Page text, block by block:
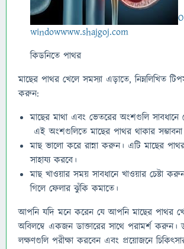
windowwww.shajgoj.com
কিডনিতে পাথর
মাছের পাথর খেলে সমস্যা এড়াতে, নিম্নলিখিত
করুন:
মাছের মাথা এবং ভেতরের অংশগুলি
এই অংশগুলিতে মাছের পাথর থাকার সম্ভাবনা
মাছ ভালো করে রান্না করুন। এটি মাছের
সাহায্য করবে।
মাছ খাওয়ার সময় সাবধানে খাওয়ার চেষ্টা
গিলে ফেলার ঝুঁকি কমাতে।
আপনি যদি মনে করেন যে আপনি মাছের পাথর
অবিলম্বে একজন ডাক্তারের সাথে পরামর্শ করুন।
লক্ষণগুলি পরীক্ষা করবেন এবং প্রয়োজনে